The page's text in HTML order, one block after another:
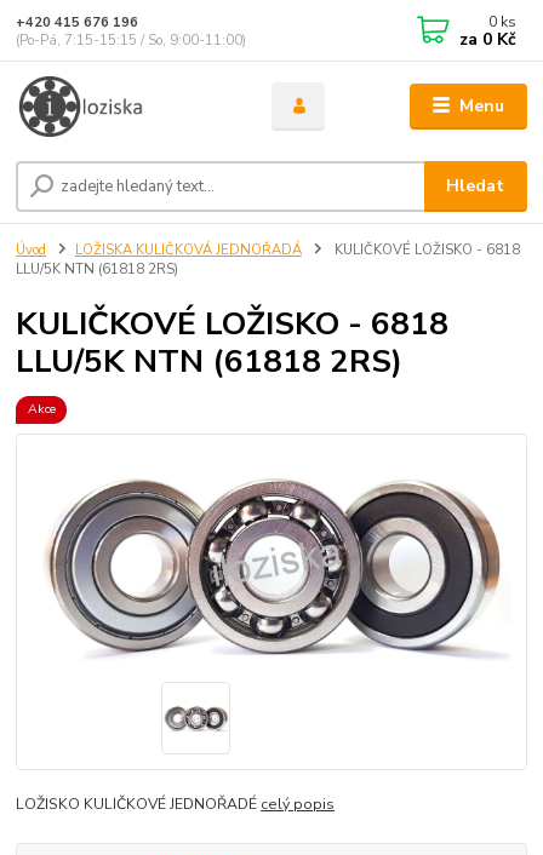
Menu
Hledat
+420 415 676 196
(Po-Pá, 7:15-15:15 / So, 9:00-11:00)
0 ks
za 0 Kč
Úvod LOŽISKA KULIČKOVÁ JEDNOŘADÁ
KULIČKOVÉ LOŽISKO - 6818
LLU/5K NTN (61818 2RS)
KULIČKOVÉ LOŽISKO - 6818
LLU/5K NTN (61818 2RS)
Akce
LOŽISKO KULIČKOVÉ JEDNOŘADÉ celý popis